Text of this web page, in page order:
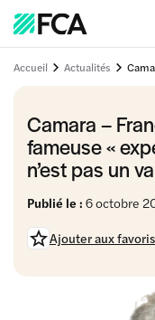
Accueil Actualités
Camara –
fameuse «
n’est pas un
Publié le : 6 octobre
Ajouter aux favoris